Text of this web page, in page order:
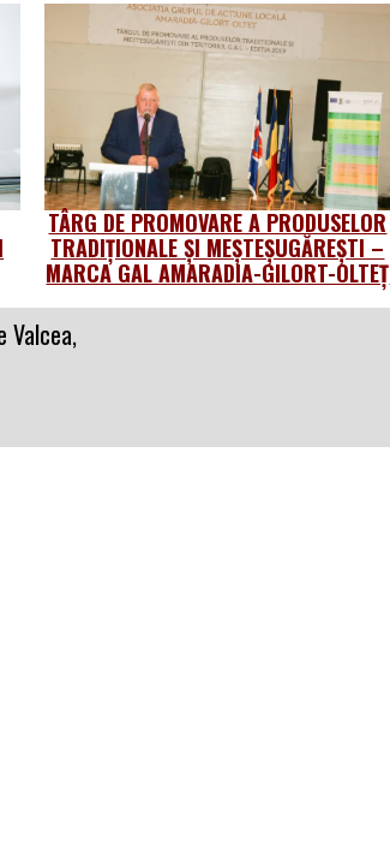
TÂRG DE PROMOVARE A PRODUSELOR
TRADIȚIONALE ȘI MEȘTEȘUGĂREȘTI –
MARCA GAL AMARADIA-GILORT-OLTEȚ
Valcea,